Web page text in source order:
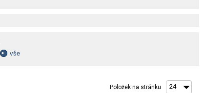
vše
Položek na stránku